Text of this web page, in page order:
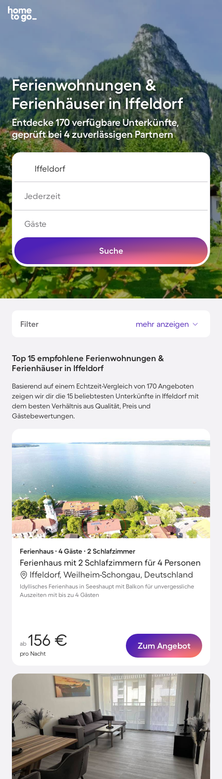
Ferienwohnungen &
Ferienhäuser in Iffeldorf
Entdecke 170 verfügbare Unterkünfte,
geprüft bei 4 zuverlässigen Partnern
Jederzeit
Gäste
Suche
Filter mehr anzeigen
Top 15 empfohlene Ferienwohnungen &
Ferienhäuser in Iffeldorf
Basierend auf einem Echtzeit-Vergleich von 170 Angeboten
zeigen wir dir die 15 beliebtesten Unterkünfte in Iffeldorf mit
dem besten Verhältnis aus Qualität, Preis und
Gästebewertungen.
Ferienhaus ∙ 4 Gäste ∙ 2 Schlafzimmer
Ferienhaus mit 2 Schlafzimmern für 4 Personen
Iffeldorf, Weilheim-Schongau, Deutschland
Idyllisches Ferienhaus in Seeshaupt mit Balkon für unvergessliche
Auszeiten mit bis zu 4 Gästen
ab 156 €
pro Nacht
Zum Angebot